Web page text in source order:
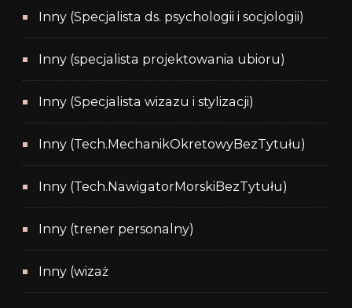
Inny (Specjalista ds. psychologii i socjologii)
Inny (specjalista projektowania ubioru)
Inny (Specjalista wizazu i stylizacji)
Inny (Tech.MechanikOkretowyBezTytułu)
Inny (Tech.NawigatorMorskiBezTytułu)
Inny (trener personalny)
Inny (wizaż